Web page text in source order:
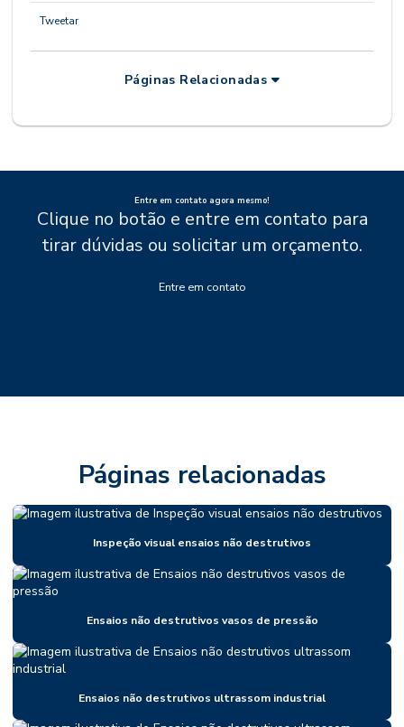
Tweetar
Páginas Relacionadas
Entre em contato agora mesmo!
Clique no botão e entre em contato para
tirar dúvidas ou solicitar um orçamento.
Entre em contato
Páginas relacionadas
Inspeção visual ensaios não destrutivos
Ensaios não destrutivos vasos de pressão
Ensaios não destrutivos ultrassom industrial